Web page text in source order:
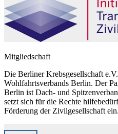
Mitgliedschaft
Die Berliner Krebsgesellschaft
Wohlfahrtsverbands Berlin. Der
Berlin ist Dach- und
setzt sich für die Rechte
Förderung der Zivilgesellschaft ein.